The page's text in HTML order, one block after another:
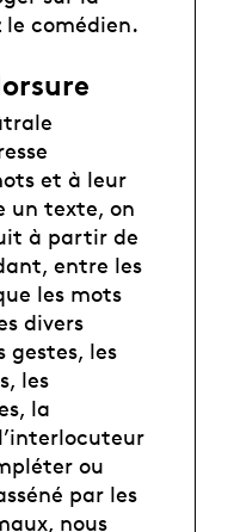
comédien.
et à leur
un texte, on
à partir de
entre les
les mots
divers
gestes, les
les
la
ou
par les
nous